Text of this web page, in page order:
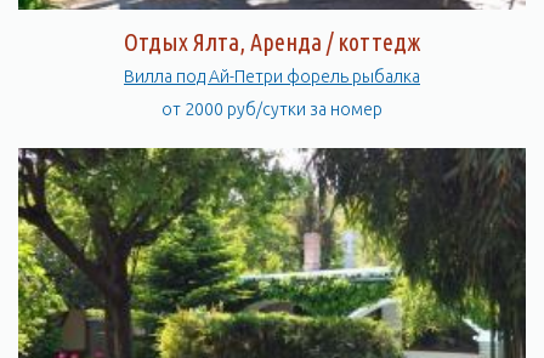
Отдых Ялта, Аренда / коттедж
Вилла под Ай-Петри форель рыбалка
от 2000 руб/сутки за номер